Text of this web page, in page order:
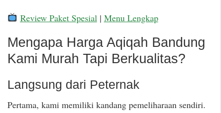
Review Paket Spesial | Menu Lengkap
Mengapa Harga Aqiqah Bandung
Kami Murah Tapi Berkualitas?
Langsung dari Peternak
Pertama, kami memiliki kandang pemeliharaan sendiri.